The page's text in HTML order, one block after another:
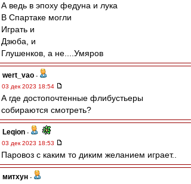
А ведь в эпоху федуна и лука
В Спартаке могли
Играть и
Дзюба, и
Глушенков, а не....Умяров
wert_vao -
03 дек 2023 18:54
А где достопочтенные флибустьеры
собираются смотреть?
Leqion -
03 дек 2023 18:53
Паровоз с каким то диким желанием играет..
митхун -